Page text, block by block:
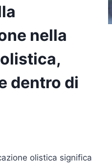
nella
dentro di
olistica significa